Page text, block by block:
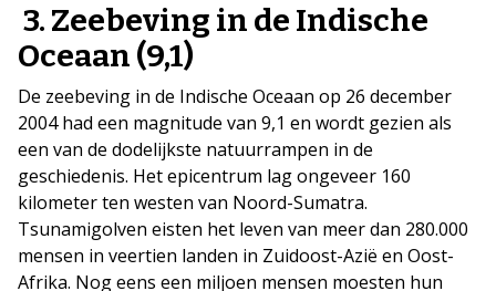
3. Zeebeving in de Indische
Oceaan (9,1)
De zeebeving in de Indische Oceaan op 26 december
2004 had een magnitude van 9,1 en wordt gezien als
een van de dodelijkste natuurrampen in de
geschiedenis. Het epicentrum lag ongeveer 160
kilometer ten westen van Noord-Sumatra.
Tsunamigolven eisten het leven van meer dan 280.000
mensen in veertien landen in Zuidoost-Azië en Oost-
Afrika. Nog eens een miljoen mensen moesten hun